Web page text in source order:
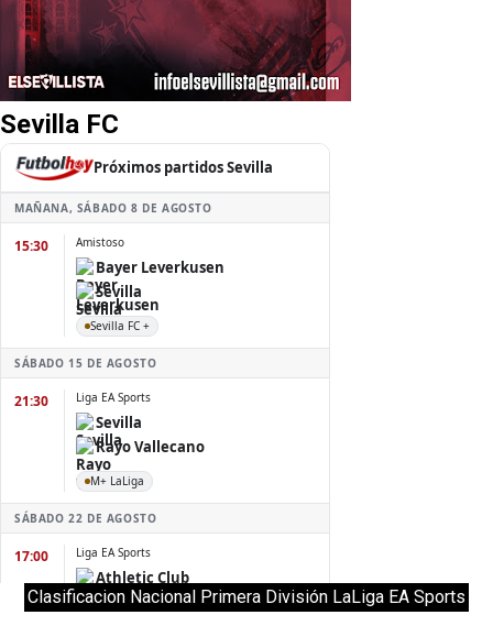
Sevilla FC
Clasificacion Nacional Primera División LaLiga EA Sports